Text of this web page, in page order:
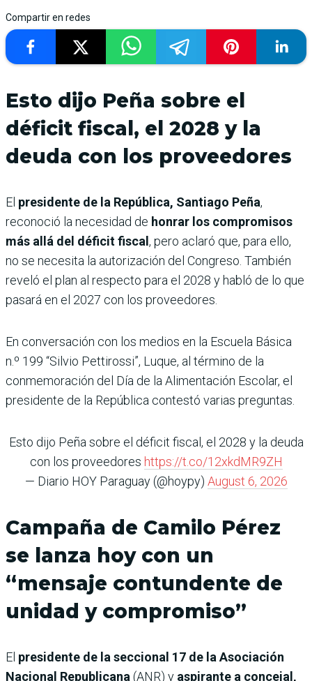
Compartir en redes
Esto dijo Peña sobre el
déficit fiscal, el 2028 y la
deuda con los proveedores
El presidente de la República, Santiago Peña,
reconoció la necesidad de honrar los compromisos
más allá del déficit fiscal , pero aclaró que, para ello,
no se necesita la autorización del Congreso. También
reveló el plan al respecto para el 2028 y habló de lo que
pasará en el 2027 con los proveedores.
En conversación con los medios en la Escuela Básica
n.º 199 “Silvio Pettirossi”, Luque, al término de la
conmemoración del Día de la Alimentación Escolar, el
presidente de la República contestó varias preguntas.
Esto dijo Peña sobre el déficit fiscal, el 2028 y la deuda
con los proveedores https://t.co/12xkdMR9ZH
— Diario HOY Paraguay (@hoypy) August 6, 2026
Campaña de Camilo Pérez
se lanza hoy con un
“mensaje contundente de
unidad y compromiso”
El presidente de la seccional 17 de la Asociación
Nacional Republicana(ANR) y aspirante a concejal,